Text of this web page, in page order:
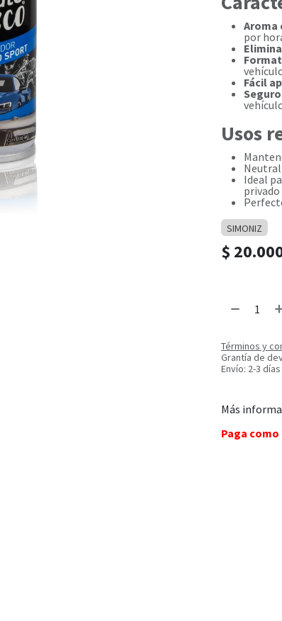
Aroma
por
Fácil
Usos
Ideal
privado
SIMONIZ
$
Términos y
Grantía de
Envío: 2-3
Más
Paga